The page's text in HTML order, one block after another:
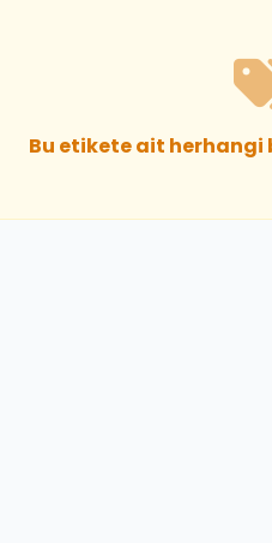
Bu etikete ait herhangi